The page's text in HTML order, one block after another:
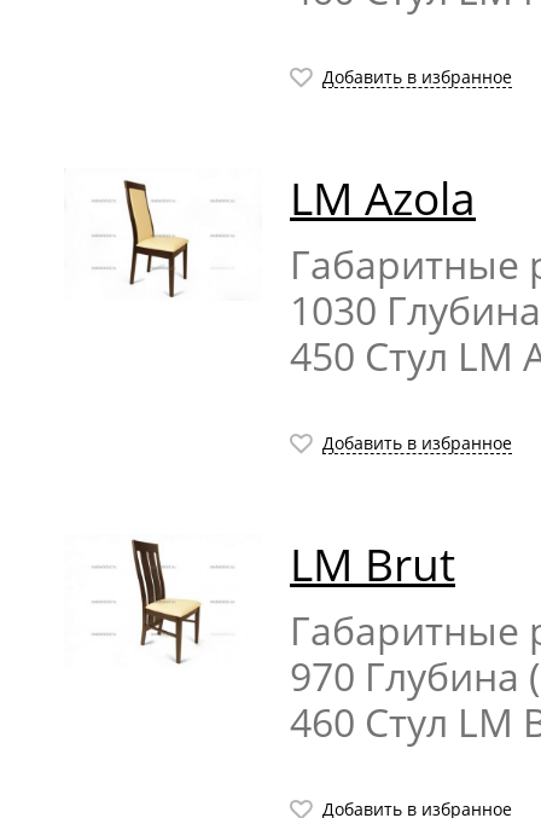
Добавить в избранное
LM Azola
Габаритные
1030
450 Стул LM
Добавить в избранное
LM Brut
Габаритные
970
460 Стул LM
Добавить в избранное